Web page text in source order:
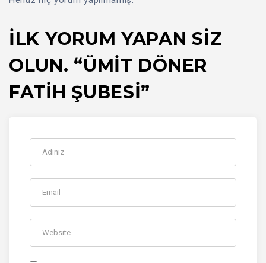
İLK YORUM YAPAN SIZ
OLUN. “ÜMİT DÖNER
FATİH ŞUBESİ”